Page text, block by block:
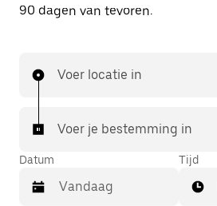
90 dagen van tevoren.
Voer locatie in
Voer je bestemming in
Datum Tijd